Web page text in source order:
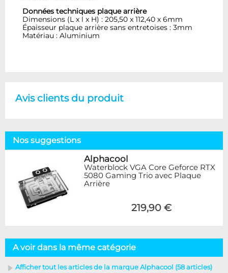
Données techniques plaque arrière
Dimensions (L x l x H) : 205,50 x 112,40 x 6mm
Épaisseur plaque arrière sans entretoises : 3mm
Matériau : Aluminium
Avis clients du produit
Nos suggestions
Alphacool
Waterblock VGA Core Geforce RTX
5080 Gaming Trio avec Plaque
Arrière
219,90 €
A voir dans la même catégorie
Afficher tout les articles de la marque Alphacool (58 articles)